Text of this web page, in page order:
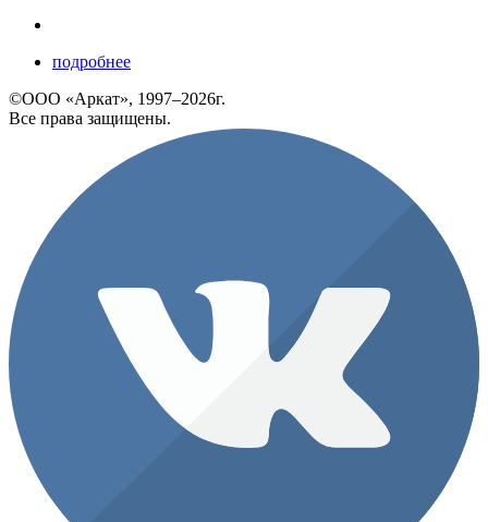
подробнее
©ООО «Аркат», 1997–2026г.
Все права защищены.